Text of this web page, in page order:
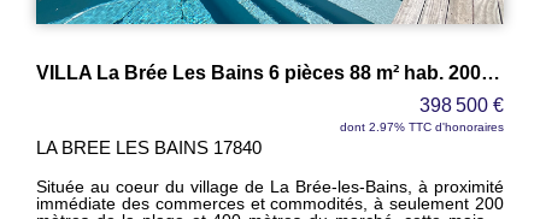
SAINT DENIS - Maison 3 chambres + studio indépendant - 100 m²
349 300 €
dont 4.89% TTC d'honoraires
SAINT DENIS D OLERON
Située au fond d'une impasse, dans un environnement